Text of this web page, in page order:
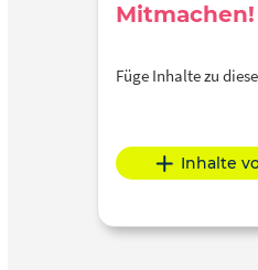
Mitmachen!
Füge Inhalte zu
Inhalte